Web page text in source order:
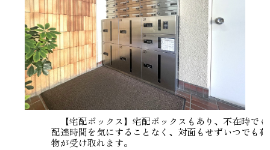
【宅配ボックス】宅配ボックスもあり、不在時でも
配達時間を気にすることなく、対面もせずいつでも荷
物が受け取れます。